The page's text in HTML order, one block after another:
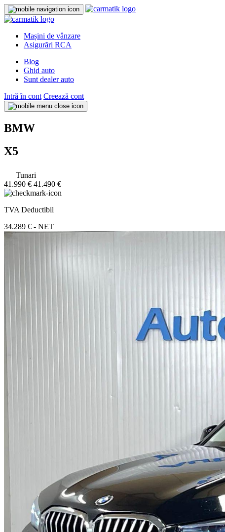
Mașini de vânzare
Asigurări RCA
Blog
Ghid auto
Sunt dealer auto
Intră în cont Creează cont
BMW
X5
Tunari
41.990 € 41.490 €
TVA Deductibil
34.289 € - NET